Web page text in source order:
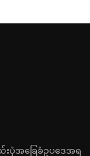
အခြေခံဥပဒေအရ